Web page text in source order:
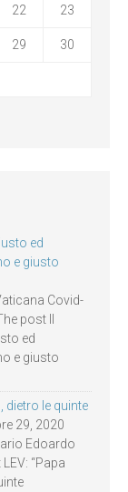
22 23
29 30
ed
e giusto
Covid-
post Il
ed
e giusto
dietro le quinte
29, 2020
Edoardo
“Papa